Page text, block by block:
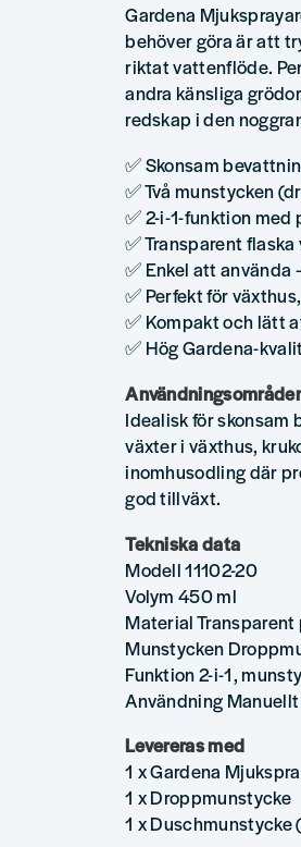
Gardena
behöver göra är att
riktat vattenflöde.
andra känsliga
redskap i den
✅ Skonsam
✅ Två munstycken
✅ 2-i-1-funktion
✅ Transparent
✅ Enkel att
✅ Perfekt för
✅ Kompakt och lätt
✅ Hög Gardena-
Idealisk för skonsam
växter i växthus,
inomhusodling där
god tillväxt.
Tekniska data
Modell 11102-20
Volym 450 ml
Material Transparent
Munstycken
Funktion 2-i-1,
Användning
Levereras med
1 x Gardena
1 x Droppmunstycke
1 x Duschmunstycke